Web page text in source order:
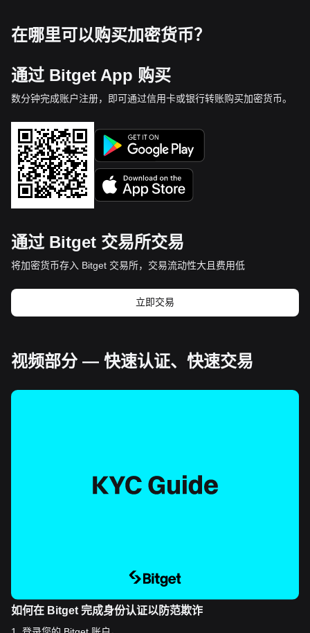
在哪里可以购买加密货币？
通过 Bitget App 购买
数分钟完成账户注册，即可通过信用卡或银行转账购买加密货币。
通过 Bitget 交易所交易
将加密货币存入 Bitget 交易所，交易流动性大且费用低
立即交易
视频部分 — 快速认证、快速交易
如何在 Bitget 完成身份认证以防范欺诈